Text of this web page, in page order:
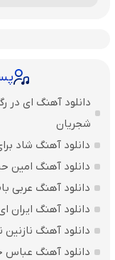
دانلود آهنگ ای در
شجریان
دانلود آهنگ شاد
دانلود آهنگ امین
دانلود آهنگ عربی
دانلود آهنگ ایران
دانلود آهنگ نازنین
دانلود آهنگ عباس